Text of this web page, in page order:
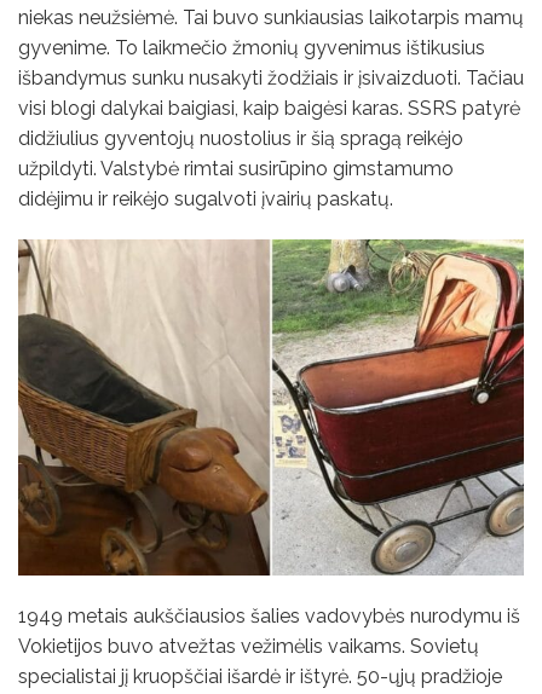
niekas neužsiėmė. Tai buvo sunkiausias laikotarpis mamų
gyvenime. To laikmečio žmonių gyvenimus ištikusius
išbandymus sunku nusakyti žodžiais ir įsivaizduoti. Tačiau
visi blogi dalykai baigiasi, kaip baigėsi karas. SSRS patyrė
didžiulius gyventojų nuostolius ir šią spragą reikėjo
užpildyti. Valstybė rimtai susirūpino gimstamumo
didėjimu ir reikėjo sugalvoti įvairių paskatų.
1949 metais aukščiausios šalies vadovybės nurodymu iš
Vokietijos buvo atvežtas vežimėlis vaikams. Sovietų
specialistai jį kruopščiai išardė ir ištyrė. 50-ųjų pradžioje